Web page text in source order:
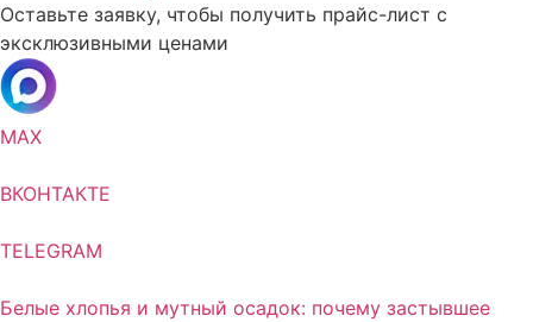
Оставьте заявку, чтобы получить прайс-лист с
эксклюзивными ценами
MAX
ВКОНТАКТЕ
TELEGRAM
Белые хлопья и мутный осадок: почему застывшее